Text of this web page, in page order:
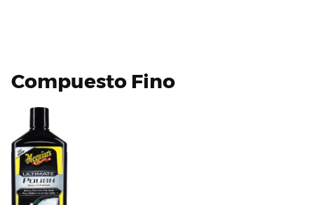
Compuesto Fino